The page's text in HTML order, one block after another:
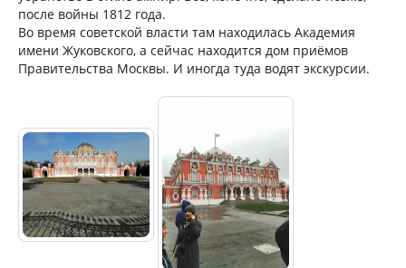
после войны 1812 года.
Во время советской власти там находилась Академия
имени Жуковского, а сейчас находится дом приёмов
Правительства Москвы. И иногда туда водят экскурсии.